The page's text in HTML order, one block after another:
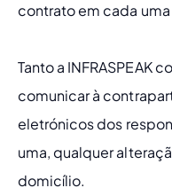
contrato em cada uma
Tanto a INFRASPEAK
comunicar à
eletrónicos dos
uma, qualquer
domicílio.